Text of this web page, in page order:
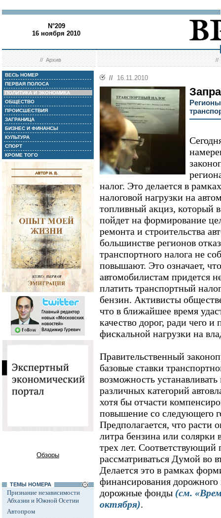
N°209
16 ноября 2010
//Архив //
ВЕСЬ НОМЕР
ПЕРВАЯ ПОЛОСА
ПОЛИТИКА И ЭКОНОМИКА
ОБЩЕСТВО
ПРОИСШЕСТВИЯ
ЗАГРАНИЦА
БИЗНЕС И ФИНАНСЫ
КУЛЬТУРА
СПОРТ
КРОМЕ ТОГО
Обзоры
ТЕМЫ НОМЕРА
Признание независимости
Абхазии и Южной Осетии
Автопром
// 16.11.2010
налог. Это делается в
налоговой нагрузки на
топливный акциз, который
пойдет на формирование
ремонта и строительства
большинстве регионов
транспортного налога не
повышают. Это означает,
автомобилистам придется
платить транспортный
бензин. Активисты
что в ближайшее время
качество дорог, ради чего
фискальной нагрузки на
Правительственный
базовые ставки
возможность
различных категорий
хотя бы отчасти
повышение со следующего
Предполагается, что расти
литра бензина или солярки
трех лет. Соответствующий
рассматриваться Думой во
Делается это в рамках
финансирования дорожного
дорожные фонды (см.
октября).